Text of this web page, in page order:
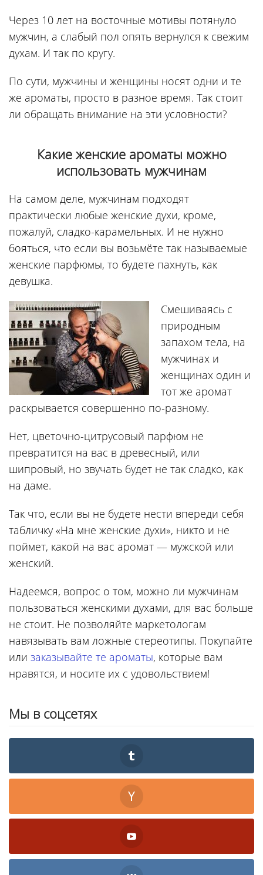
Через 10 лет на восточные мотивы потянуло
мужчин, а слабый пол опять вернулся к свежим
духам. И так по кругу.
По сути, мужчины и женщины носят одни и те
же ароматы, просто в разное время. Так стоит
ли обращать внимание на эти условности?
Какие женские ароматы можно
использовать мужчинам
На самом деле, мужчинам подходят
практически любые женские духи, кроме,
пожалуй, сладко-карамельных. И не нужно
бояться, что если вы возьмёте так называемые
женские парфюмы, то будете пахнуть, как
девушка.
Смешиваясь с
природным
запахом тела, на
мужчинах и
женщинах один и
тот же аромат
раскрывается совершенно по-разному.
Нет, цветочно-цитрусовый парфюм не
превратится на вас в древесный, или
шипровый, но звучать будет не так сладко, как
на даме.
Так что, если вы не будете нести впереди себя
табличку «На мне женские духи», никто и не
поймет, какой на вас аромат — мужской или
женский.
Надеемся, вопрос о том, можно ли мужчинам
пользоваться женскими духами, для вас больше
не стоит. Не позволяйте маркетологам
навязывать вам ложные стереотипы. Покупайте
или заказывайте те ароматы, которые вам
нравятся, и носите их с удовольствием!
Мы в соцсетях